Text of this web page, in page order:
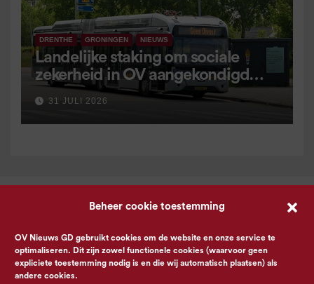
Beheer cookie toestemming
OV Nieuws GD gebruikt cookies om de website en onze service te
optimaliseren. Dit zijn zowel functionele cookies (waarvoor geen
expliciete toestemming nodig is en die wij automatisch plaatsen) als
andere cookies.
DRENTHE GRONINGEN NIEUWS
Landelijke staking om sociale
zekerheid in OV aangekondigd
voor 9 september
31 JULI 2026